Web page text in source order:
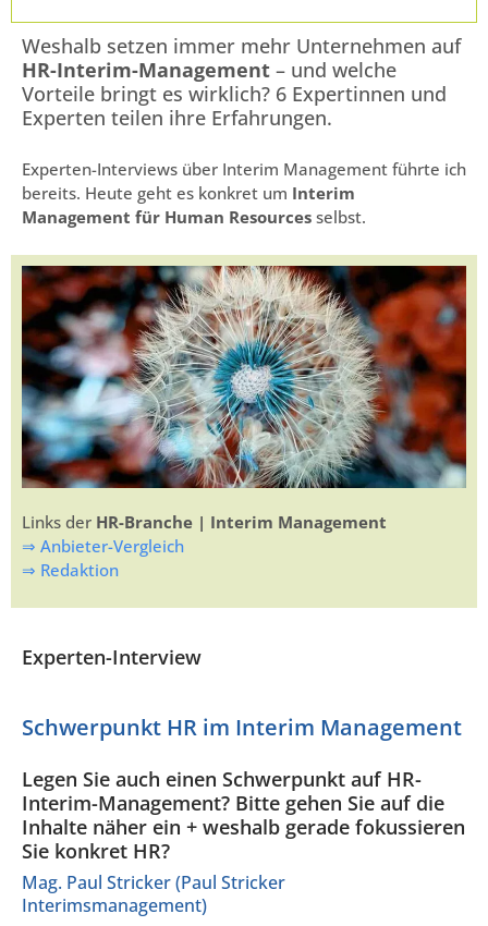
Weshalb setzen immer mehr Unternehmen auf
HR-Interim-Management – und welche
Vorteile bringt es wirklich? 6 Expertinnen und
Experten teilen ihre Erfahrungen.
Experten-Interviews über Interim Management führte ich
bereits. Heute geht es konkret um Interim
Management für Human Resources selbst.
Links der HR-Branche | Interim Management
⇒ Anbieter-Vergleich
⇒ Redaktion
Experten-Interview
Schwerpunkt HR im Interim Management
Legen Sie auch einen Schwerpunkt auf HR-
Interim-Management? Bitte gehen Sie auf die
Inhalte näher ein + weshalb gerade fokussieren
Sie konkret HR?
Mag. Paul Stricker (Paul Stricker
Interimsmanagement)